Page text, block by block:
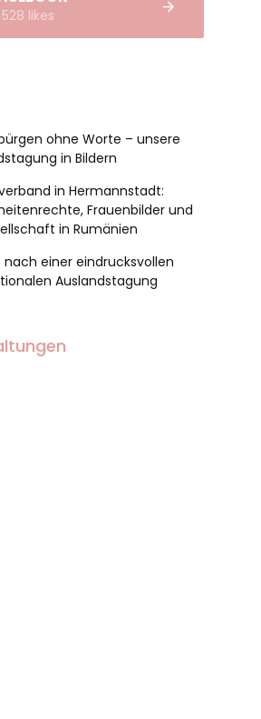
528 likes
ohne Worte – unsere
in Bildern
in Hermannstadt:
Frauenbilder und
in Rumänien
nach einer eindrucksvollen
Auslandstagung